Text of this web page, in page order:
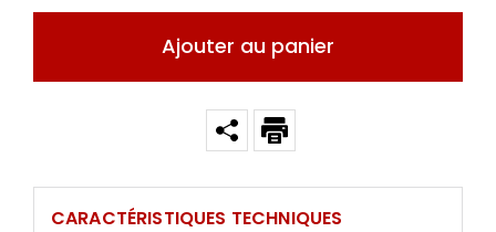
Ajouter au panier
CARACTÉRISTIQUES TECHNIQUES